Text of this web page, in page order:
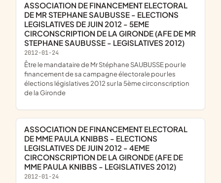
ASSOCIATION DE FINANCEMENT ELECTORAL
DE MR STEPHANE SAUBUSSE - ELECTIONS
LEGISLATIVES DE JUIN 2012 - 5EME
CIRCONSCRIPTION DE LA GIRONDE (AFE DE MR
STEPHANE SAUBUSSE - LEGISLATIVES 2012)
2012-01-24
être le mandataire de Mr Stéphane SAUBUSSE pour le
financement de sa campagne électorale pour les
élections législatives 2012 sur la 5ème circonscription
de la Gironde
ASSOCIATION DE FINANCEMENT ELECTORAL
DE MME PAULA KNIBBS - ELECTIONS
LEGISLATIVES DE JUIN 2012 - 4EME
CIRCONSCRIPTION DE LA GIRONDE (AFE DE
MME PAULA KNIBBS - LEGISLATIVES 2012)
2012-01-24